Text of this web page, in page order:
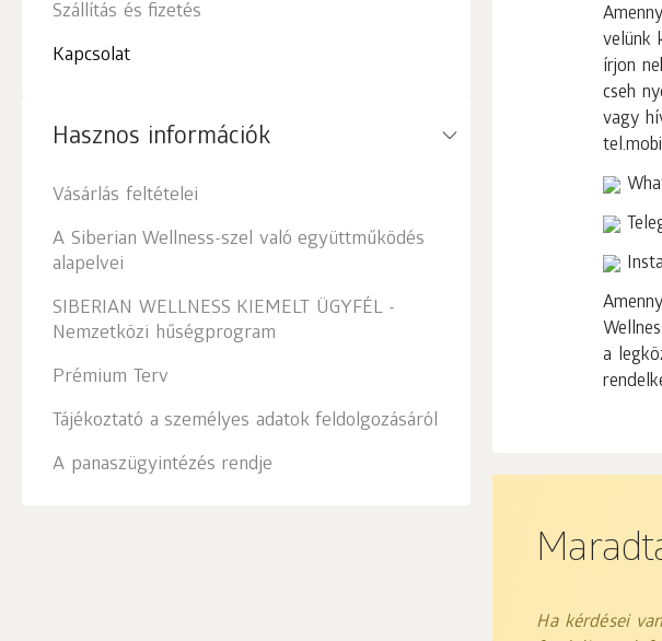
velünk
írjon
cseh
vagy
a
Ha kérdései
Szállítás és fizetés
Kapcsolat
Hasznos információk
Vásárlás feltételei
A Siberian Wellness-szel való együttműködés
alapelvei
SIBERIAN WELLNESS KIEMELT ÜGYFÉL -
Nemzetközi hűségprogram
Prémium Terv
Tájékoztató a személyes adatok feldolgozásáról
A panaszügyintézés rendje